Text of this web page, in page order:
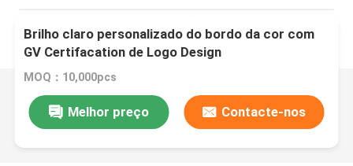
Brilho claro personalizado do bordo da cor com
GV Certifacation de Logo Design
MOQ：10,000pcs
Melhor preço Contacte-nos